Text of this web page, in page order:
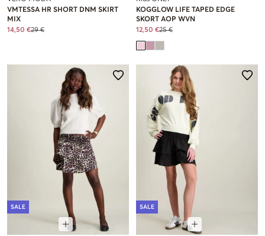
VMTESSA HR SHORT DNM SKIRT
MIX
14,50 €29 €
KOGGLOW LIFE TAPED EDGE
SKORT AOP WVN
12,50 €25 €
SALE SALE